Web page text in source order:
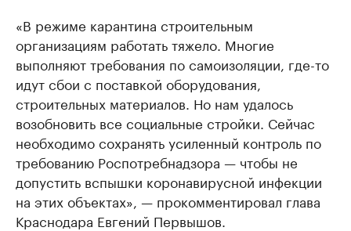
«В режиме карантина строительным
организациям работать тяжело. Многие
выполняют требования по самоизоляции, где-то
идут сбои с поставкой оборудования,
строительных материалов. Но нам удалось
возобновить все социальные стройки. Сейчас
необходимо сохранять усиленный контроль по
требованию Роспотребнадзора — чтобы не
допустить вспышки коронавирусной инфекции
на этих объектах», — прокомментировал глава
Краснодара Евгений Первышов.